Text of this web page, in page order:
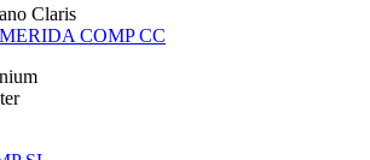
Claris
MERIDA COMP CC